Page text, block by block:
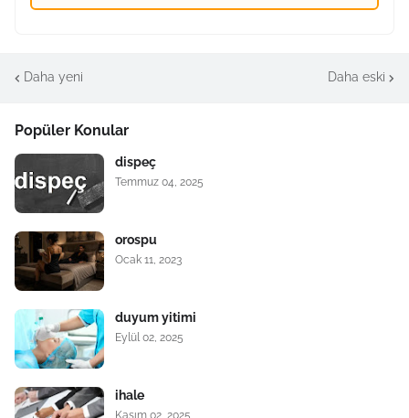
Daha yeni Daha eski
Popüler Konular
dispeç
Temmuz 04, 2025
orospu
Ocak 11, 2023
duyum yitimi
Eylül 02, 2025
ihale
Kasım 02, 2025